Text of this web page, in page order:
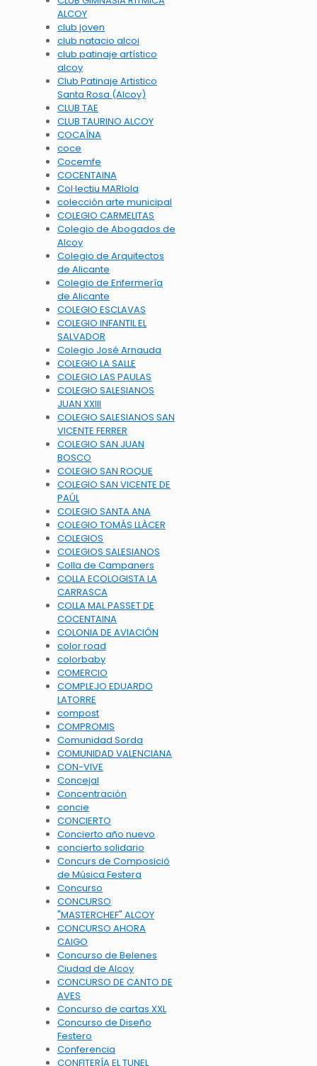
ALCOY
club joven
club natacio alcoi
club patinaje artístico
alcoy
Club Patinaje Artistico
Santa Rosa (Alcoy)
CLUB TAE
CLUB TAURINO ALCOY
COCAÍNA
coce
Cocemfe
COCENTAINA
Col·lectiu MARIola
colección arte municipal
COLEGIO CARMELITAS
Colegio de Abogados de
Alcoy
Colegio de Arquitectos
de Alicante
Colegio de Enfermería
de Alicante
COLEGIO ESCLAVAS
COLEGIO INFANTIL EL
SALVADOR
Colegio José Arnauda
COLEGIO LA SALLE
COLEGIO LAS PAULAS
COLEGIO SALESIANOS
JUAN XXIII
COLEGIO SALESIANOS SAN
VICENTE FERRER
COLEGIO SAN JUAN
BOSCO
COLEGIO SAN ROQUE
COLEGIO SAN VICENTE DE
PAÚL
COLEGIO SANTA ANA
COLEGIO TOMÁS LLÀCER
COLEGIOS
COLEGIOS SALESIANOS
Colla de Campaners
COLLA ECOLOGISTA LA
CARRASCA
COLLA MAL PASSET DE
COCENTAINA
COLONIA DE AVIACIÓN
color road
colorbaby
COMERCIO
COMPLEJO EDUARDO
LATORRE
compost
COMPROMIS
Comunidad Sorda
COMUNIDAD VALENCIANA
CON-VIVE
Concejal
Concentración
concie
CONCIERTO
Concierto año nuevo
concierto solidario
Concurs de Composició
de Música Festera
Concurso
CONCURSO
"MASTERCHEF" ALCOY
CONCURSO AHORA
CAIGO
Concurso de Belenes
Ciudad de Alcoy
CONCURSO DE CANTO DE
AVES
Concurso de cartas XXL
Concurso de Diseño
Festero
Conferencia
CONFITERÍA EL TUNEL